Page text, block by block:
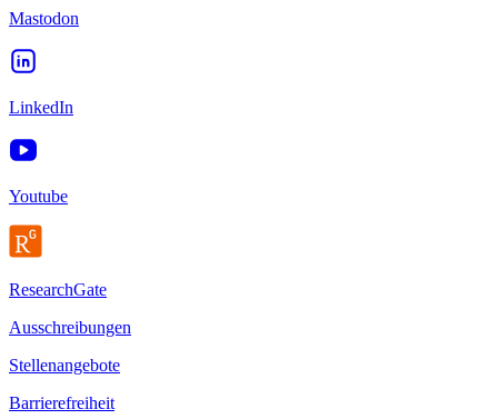
Mastodon
LinkedIn
Youtube
ResearchGate
Ausschreibungen
Stellenangebote
Barrierefreiheit